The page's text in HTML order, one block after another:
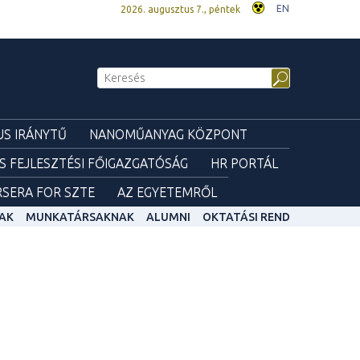
2026. augusztus 7., péntek EN
IRÁNYTŰ
NANOMŰANYAG KÖZPONT
FEJLESZTÉSI FŐIGAZGATÓSÁG
HR PORTÁL
FOR SZTE AZ EGYETEMRŐL
MUNKATÁRSAKNAK ALUMNI OKTATÁSI REND